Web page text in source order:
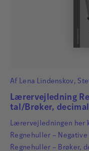
Af Lena Lindenskov,
Hatting
ogCecilie
Lærervejledning
tal/Brøker,
Lærervejledningen her
Regnehuller –
Regnehuller – Brøker,